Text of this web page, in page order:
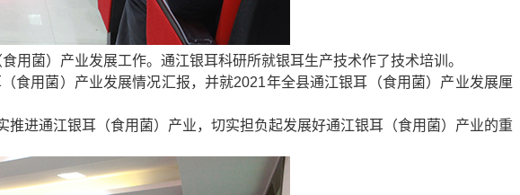
菌）产业发展工作。通江银耳科研所就银耳生产技术作了技术培训。
食用菌）产业发展情况汇报，并就2021年全县通江银耳（食用菌）产业发展厘
进通江银耳（食用菌）产业，切实担负起发展好通江银耳（食用菌）产业的重